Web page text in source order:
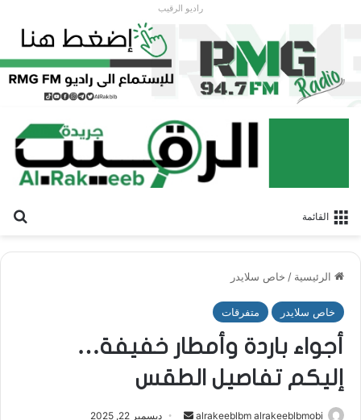
راديو الرقيب
القائمة
الرئيسية / خاص سلايدر
خاص سلايدر متفرقات
أجواء باردة وأمطار خفيفة…
إليكم تفاصيل الطقس
alrakeeblbm alrakeeblbmobi
أرسل ديسمبر 22, 2025